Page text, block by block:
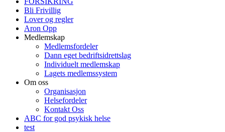
Bli Frivillig
Lover og regler
Aron Opp
Medlemskap
Medlemsfordeler
Dann eget bedriftsidrettslag
Individuelt medlemskap
Lagets medlemssystem
Om oss
Organisasjon
Helsefordeler
Kontakt Oss
ABC for god psykisk helse
test